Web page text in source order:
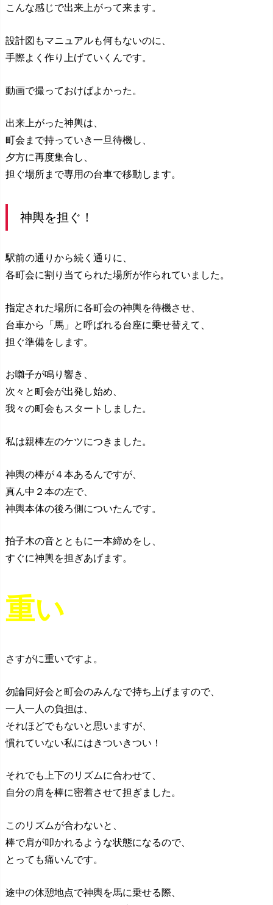
こんな感じで出来上がって来ます。
設計図もマニュアルも何もないのに、
手際よく作り上げていくんです。
動画で撮っておけばよかった。
出来上がった神輿は、
町会まで持っていき一旦待機し、
夕方に再度集合し、
担ぐ場所まで専用の台車で移動します。
神輿を担ぐ！
駅前の通りから続く通りに、
各町会に割り当てられた場所が作られていました。
指定された場所に各町会の神輿を待機させ、
台車から「馬」と呼ばれる台座に乗せ替えて、
担ぐ準備をします。
お囃子が鳴り響き、
次々と町会が出発し始め、
我々の町会もスタートしました。
私は親棒左のケツにつきました。
神輿の棒が４本あるんですが、
真ん中２本の左で、
神輿本体の後ろ側についたんです。
拍子木の音とともに一本締めをし、
すぐに神輿を担ぎあげます。
重い
さすがに重いですよ。
勿論同好会と町会のみんなで持ち上げますので、
一人一人の負担は、
それほどでもないと思いますが、
慣れていない私にはきついきつい！
それでも上下のリズムに合わせて、
自分の肩を棒に密着させて担ぎました。
このリズムが合わないと、
棒で肩が叩かれるような状態になるので、
とっても痛いんです。
途中の休憩地点で神輿を馬に乗せる際、